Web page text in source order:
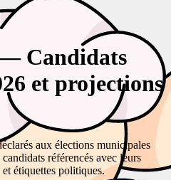
Candidats
et projections
aux élections municipales
référencés avec leurs
étiquettes politiques.